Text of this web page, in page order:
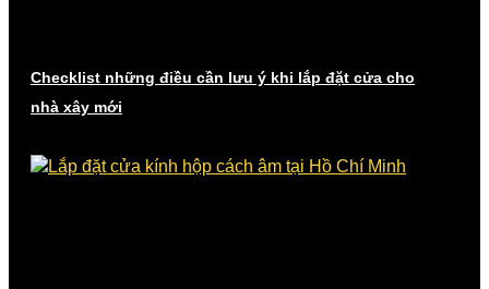
Checklist những điều cần lưu ý khi lắp đặt cửa cho
nhà xây mới